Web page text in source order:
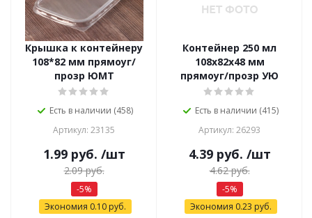
Крышка к контейнеру
108*82 мм прямоуг/
прозр ЮМТ
Есть в наличии (458)
Артикул: 23135
1.99руб. /шт
2.09руб.
-5%
Экономия 0.10руб.
Контейнер 250 мл
108х82х48 мм
прямоуг/прозр УЮ
Есть в наличии (415)
Артикул: 26293
4.39руб. /шт
4.62руб.
-5%
Экономия 0.23 руб.